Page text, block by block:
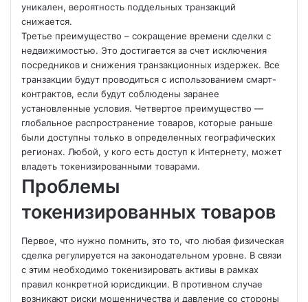
уникален, вероятность поддельных транзакций
снижается.
Третье преимущество – сокращение времени сделки с
недвижимостью. Это достигается за счет исключения
посредников и снижения транзакционных издержек. Все
транзакции будут проводиться с использованием смарт-
контрактов, если будут соблюдены заранее
установленные условия. Четвертое преимущество —
глобальное распространение товаров, которые раньше
были доступны только в определенных географических
регионах. Любой, у кого есть доступ к Интернету, может
владеть токенизированными товарами.
Проблемы
токенизированных товаров
Первое, что нужно помнить, это то, что любая физическая
сделка регулируется на законодательном уровне. В связи
с этим необходимо токенизировать активы в рамках
правил конкретной юрисдикции. В противном случае
возникают риски мошенничества и давление со стороны